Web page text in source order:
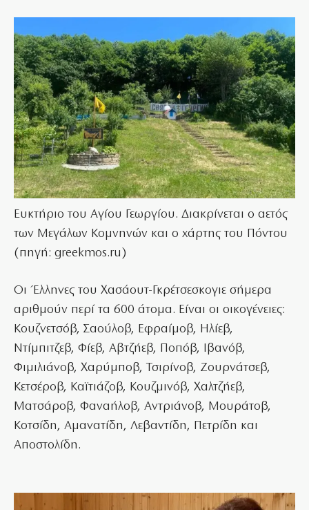
Ευκτήριο του Αγίου Γεωργίου. Διακρίνεται ο αετός
των Μεγάλων Κομνηνών και ο χάρτης του Πόντου
(πηγή: greekmos.ru)
Οι Έλληνες του Χασάουτ-Γκρέτσεσκογιε σήμερα
αριθμούν περί τα 600 άτομα. Είναι οι οικογένειες:
Κουζνετσόβ, Σαούλοβ, Εφραίμοβ, Ηλίεβ,
Ντίμπιτζεβ, Φίεβ, Αβτζήεβ, Ποπόβ, Ιβανόβ,
Φιμιλιάνοβ, Χαρύμποβ, Τσιρίνοβ, Ζουρνάτσεβ,
Κετσέροβ, Καϊτιάζοβ, Κουζμινόβ, Χαλτζήεβ,
Ματσάροβ, Φαναήλοβ, Αντριάνοβ, Μουράτοβ,
Κοτσίδη, Αμανατίδη, Λεβαντίδη, Πετρίδη και
Αποστολίδη.